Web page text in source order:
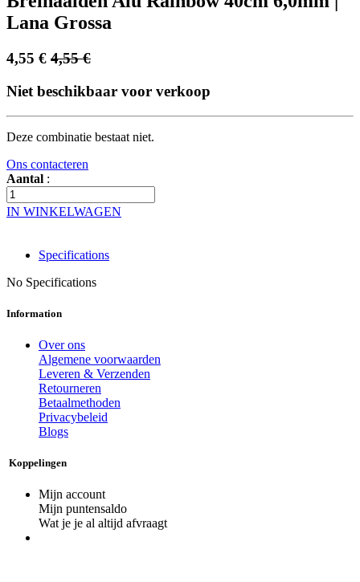
Lana Grossa
4,55 € 4,55€
Niet beschikbaar voor verkoop
Deze combinatie bestaat niet.
Ons contacteren
Aantal :
IN WINKELWAGEN
Specifications
No Specifications
Information
Over ons
Algemene voorwaarden
Leveren & Verzenden
Retourneren
Betaalmethoden
Privacybeleid
Blogs
Koppelingen
Mijn account
Mijn puntensaldo
Wat je je al altijd afvraagt